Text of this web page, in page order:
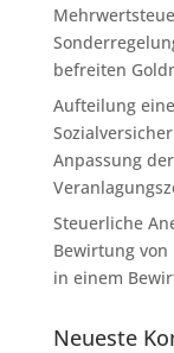
befreiten
Aufteilung
Anpassung
Steuerliche
Bewirtung von
in einem
Neueste